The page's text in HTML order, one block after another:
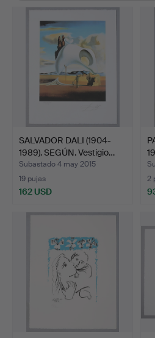
SALVADOR DALI (1904-
1989). SEGÚN. Vestigio…
Subastado 4 may 2015
19 pujas
162 USD
2